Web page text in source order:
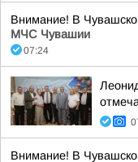
Внимание! В
МЧС Чувашии
07:24
Внимание! В